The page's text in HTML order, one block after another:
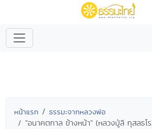
หน้าแรก ธรรมะจากหลวงพ่อ
"อนาคตกาล ข้างหน้า" (หลวงปู่ลี กุสลธโ